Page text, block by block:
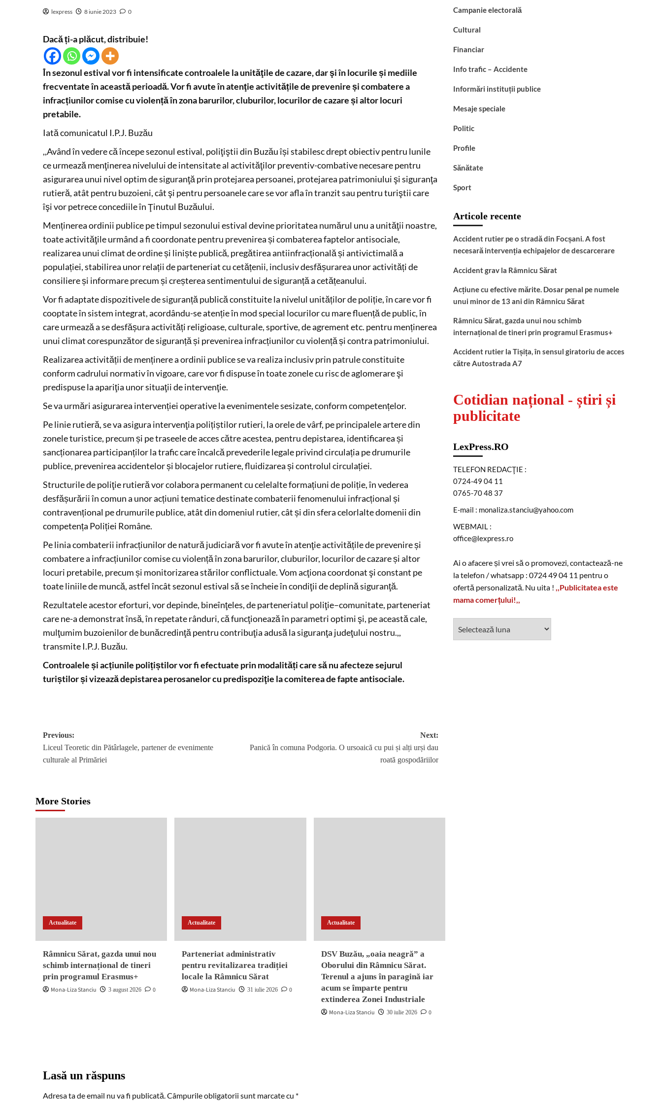
lexpress 8 iunie 2023 0
Dacă ți-a plăcut, distribuie!
În sezonul estival vor fi intensificate controalele la unităţile de cazare, dar şi în locurile și mediile
frecventate în această perioadă. Vor fi avute în atenţie activitățile de prevenire și combatere a
infracțiunilor comise cu violență în zona barurilor, cluburilor, locurilor de cazare și altor locuri
pretabile.
Iată comunicatul I.P.J. Buzău
,,Având în vedere că începe sezonul estival, poliţiştii din Buzău își stabilesc drept obiectiv pentru lunile
ce urmează menţinerea nivelului de intensitate al activităţilor preventiv-combative necesare pentru
asigurarea unui nivel optim de siguranţă prin protejarea persoanei, protejarea patrimoniului şi siguranţa
rutieră, atât pentru buzoieni, cât şi pentru persoanele care se vor afla în tranzit sau pentru turiştii care
îşi vor petrece concediile în Ţinutul Buzăului.
Menținerea ordinii publice pe timpul sezonului estival devine prioritatea numărul unu a unităţii noastre,
toate activităţile urmând a fi coordonate pentru prevenirea și combaterea faptelor antisociale,
realizarea unui climat de ordine și liniște publică, pregătirea antiinfracțională și antivictimală a
populației, stabilirea unor relații de parteneriat cu cetățenii, inclusiv desfășurarea unor activități de
consiliere și informare precum și creșterea sentimentului de siguranță a cetățeanului.
Vor fi adaptate dispozitivele de siguranță publică constituite la nivelul unităților de poliție, în care vor fi
cooptate în sistem integrat, acordându-se atenție în mod special locurilor cu mare fluență de public, în
care urmează a se desfășura activități religioase, culturale, sportive, de agrement etc. pentru menținerea
unui climat corespunzător de siguranță și prevenirea infracțiunilor cu violență și contra patrimoniului.
Realizarea activității de menținere a ordinii publice se va realiza inclusiv prin patrule constituite
conform cadrului normativ în vigoare, care vor fi dispuse în toate zonele cu risc de aglomerare şi
predispuse la apariţia unor situaţii de intervenţie.
Se va urmări asigurarea intervenției operative la evenimentele sesizate, conform competențelor.
Pe linie rutieră, se va asigura intervenţia polițiștilor rutieri, la orele de vârf, pe principalele artere din
zonele turistice, precum și pe traseele de acces către acestea, pentru depistarea, identificarea și
sancționarea participanților la trafic care încalcă prevederile legale privind circulația pe drumurile
publice, prevenirea accidentelor și blocajelor rutiere, fluidizarea și controlul circulației.
Structurile de poliţie rutieră vor colabora permanent cu celelalte formațiuni de poliție, în vederea
desfășurării în comun a unor acțiuni tematice destinate combaterii fenomenului infracțional și
contravențional pe drumurile publice, atât din domeniul rutier, cât și din sfera celorlalte domenii din
competența Poliției Române.
Pe linia combaterii infracțiunilor de natură judiciară vor fi avute în atenţie activitățile de prevenire și
combatere a infracțiunilor comise cu violență în zona barurilor, cluburilor, locurilor de cazare și altor
locuri pretabile, precum și monitorizarea stărilor conflictuale. Vom acţiona coordonat şi constant pe
toate liniile de muncă, astfel încât sezonul estival să se încheie în condiţii de deplină siguranţă.
Rezultatele acestor eforturi, vor depinde, bineînţeles, de parteneriatul poliţie–comunitate, parteneriat
care ne-a demonstrat însă, în repetate rânduri, că funcţionează în parametri optimi şi, pe această cale,
mulţumim buzoienilor de bunăcredinţă pentru contribuţia adusă la siguranţa judeţului nostru.,,
transmite I.P.J. Buzău.
Controalele și acțiunile polițiștilor vor fi efectuate prin modalități care să nu afecteze sejurul
turiștilor și vizează depistarea perosanelor cu predispoziţie la comiterea de fapte antisociale.
Post
navigation
Previous:
Liceul Teoretic din Pătârlagele, partener de evenimente
culturale al Primăriei
Next:
Panică în comuna Podgoria. O ursoaică cu pui și alți urși dau
roată gospodăriilor
More Stories
Actualitate
Râmnicu Sărat, gazda unui nou
schimb internațional de tineri
prin programul Erasmus+
Mona-Liza Stanciu 3 august 2026 0
Actualitate
Parteneriat administrativ
pentru revitalizarea tradiției
locale la Râmnicu Sărat
Mona-Liza Stanciu 31 iulie 2026 0
Actualitate
DSV Buzău, „oaia neagră” a
Oborului din Râmnicu Sărat.
Terenul a ajuns în paragină iar
acum se împarte pentru
extinderea Zonei Industriale
Mona-Liza Stanciu 30 iulie 2026 0
Lasă un răspuns
Adresa ta de email nu va fi publicată.Câmpurile obligatorii sunt marcate cu *
Campanie electorală
Cultural
Financiar
Info trafic – Accidente
Informări instituții publice
Mesaje speciale
Politic
Profile
Sănătate
Sport
Articole recente
Accident rutier pe o stradă din Focșani. A fost
necesară intervenția echipajelor de descarcerare
Accident grav la Râmnicu Sărat
Acțiune cu efective mărite. Dosar penal pe numele
unui minor de 13 ani din Râmnicu Sărat
Râmnicu Sărat, gazda unui nou schimb
internațional de tineri prin programul Erasmus+
Accident rutier la Tișița, în sensul giratoriu de acces
către Autostrada A7
Cotidian național - știri și
publicitate
LexPress.RO
TELEFON REDACŢIE :
0724-49 04 11
0765-70 48 37
E-mail : monaliza.stanciu@yahoo.com
WEBMAIL :
office@lexpress.ro
Ai o afacere și vrei să o promovezi, contactează-ne
la telefon / whatsapp : 0724 49 04 11 pentru o
ofertă personalizată. Nu uita ! ,,Publicitatea este
mama comerțului!,,